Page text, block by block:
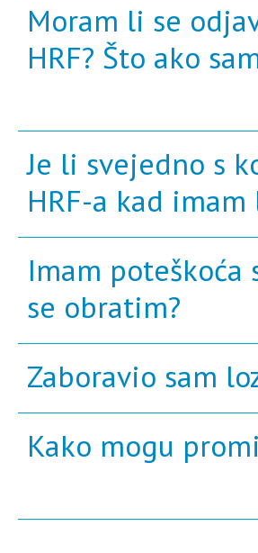
Moram li se
HRF? Što ako
Je li svejedno s
HRF-a kad imam
Imam poteškoća
se obratim?
Zaboravio sam
Kako mogu